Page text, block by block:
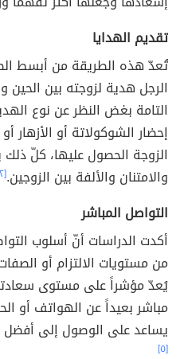
تقديم الهدايا
تُعدّ هذه الطريقة من أبسط
الرجل هدية لزوجته بين الحين
التامة بغض النظر عن نوع
إحضار الشوكولاتة أو الأزهار
الزوجة الحصول عليها، كلّ
والامتنان والألفة بين الزوجين.[٢]
التواصل المباشر
أكدت الدراسات أنّ أسلوب
من مستويات الالتزام أو
يُعدّ مؤشراً على مستوى
مباشر بعيداً عن الهواتف أو
يساعد على الوصول إلى أفضل
[٥]